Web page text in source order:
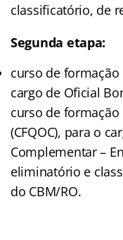
classificatório, de
Segunda etapa:
curso de formação
cargo de Oficial
curso de
(CFQOC), para o
Complementar –
eliminatório e
do CBM/RO.